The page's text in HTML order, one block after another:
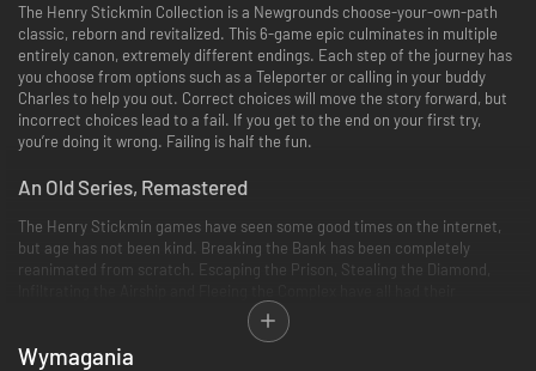
The Henry Stickmin Collection is a Newgrounds choose-your-own-path
classic, reborn and revitalized. This 6-game epic culminates in multiple
entirely canon, extremely different endings. Each step of the journey has
you choose from options such as a Teleporter or calling in your buddy
Charles to help you out. Correct choices will move the story forward, but
incorrect choices lead to a fail. If you get to the end on your first try,
you’re doing it wrong. Failing is half the fun.
An Old Series, Remastered
The Henry Stickmin games have seen some good times on the internet,
but age has not been kind. Breaking the Bank has been completely
reanimated from scratch. Escaping the Prison, Stealing the Diamond,
backgrounds and sound effects redone!
Wymagania